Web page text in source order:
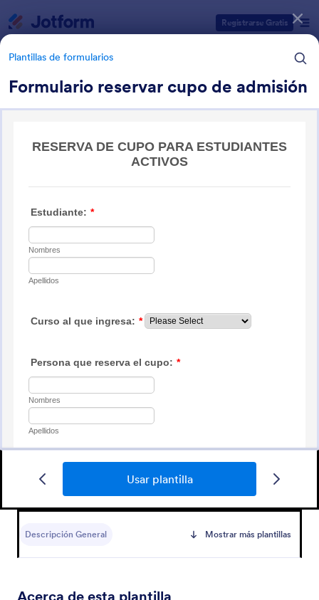
Registrarse Gratis
Plantillas de formularios
Formulario reservar cupo de admisión
Usar plantilla
Descripción General Mostrar más plantillas
Plantillas de formularios
Formularios de petición
13 Plantillas
Pedido De Firmas
Categorías de plantillas de formulario